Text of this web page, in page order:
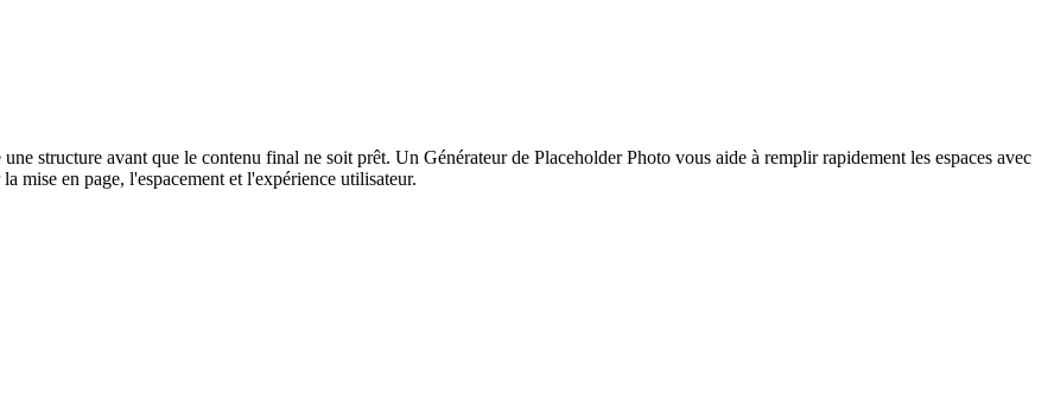
structure avant que le contenu final ne soit prêt. Un Générateur de Placeholder Photo vous aide à remplir rapidement les espaces avec
mise en page, l'espacement et l'expérience utilisateur.